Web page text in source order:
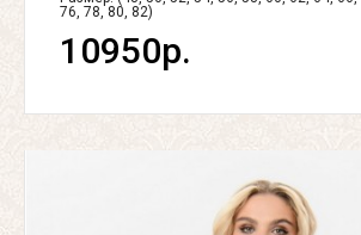
76, 78, 80, 82)
10950р.